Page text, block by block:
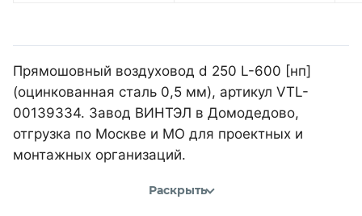
Прямошовный воздуховод d 250 L-600 [нп]
(оцинкованная сталь 0,5 мм), артикул VTL-
00139334. Завод ВИНТЭЛ в Домодедово,
отгрузка по Москве и МО для проектных и
монтажных организаций.
Раскрыть